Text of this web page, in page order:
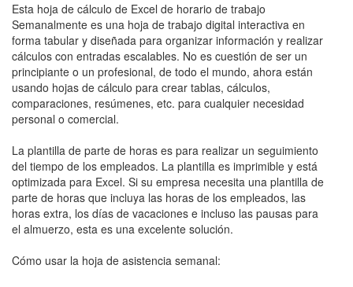
Esta hoja de cálculo de Excel de horario de trabajo
Semanalmente es una hoja de trabajo digital interactiva en
forma tabular y diseñada para organizar información y realizar
cálculos con entradas escalables. No es cuestión de ser un
principiante o un profesional, de todo el mundo, ahora están
usando hojas de cálculo para crear tablas, cálculos,
comparaciones, resúmenes, etc. para cualquier necesidad
personal o comercial.
La plantilla de parte de horas es para realizar un seguimiento
del tiempo de los empleados. La plantilla es imprimible y está
optimizada para Excel. Si su empresa necesita una plantilla de
parte de horas que incluya las horas de los empleados, las
horas extra, los días de vacaciones e incluso las pausas para
el almuerzo, esta es una excelente solución.
Cómo usar la hoja de asistencia semanal: